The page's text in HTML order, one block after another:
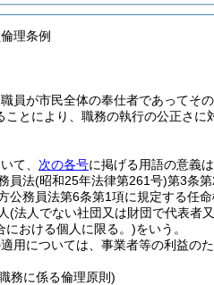
理条例
員が市民全体の奉仕者であってそ
ことにより、職務の執行の公正さ
て、 次の各号に掲げる用語の意義は
員法(昭和25年法律第261号)第3条
務員法第6条第1項に規定する任
(法人でない社団又は財団で代表者
における個人に限る。)をいう。
用については、事業者等の利益の
務に係る倫理原則)